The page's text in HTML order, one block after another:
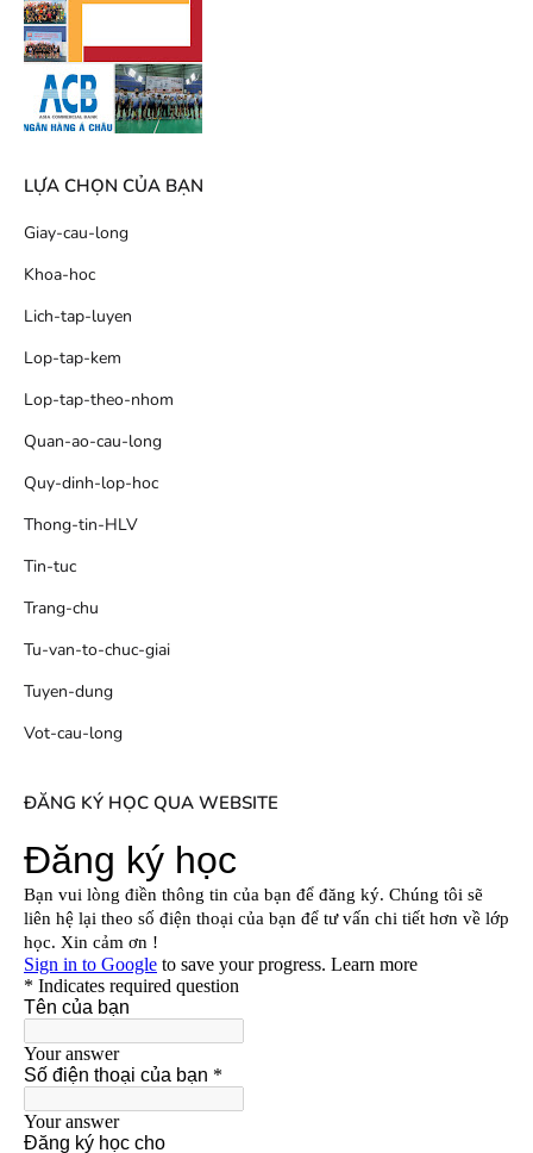
LỰA CHỌN CỦA BẠN
Giay-cau-long
Khoa-hoc
Lich-tap-luyen
Lop-tap-kem
Lop-tap-theo-nhom
Quan-ao-cau-long
Quy-dinh-lop-hoc
Thong-tin-HLV
Tin-tuc
Trang-chu
Tu-van-to-chuc-giai
Tuyen-dung
Vot-cau-long
ĐĂNG KÝ HỌC QUA WEBSITE